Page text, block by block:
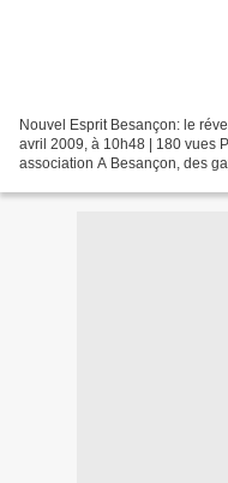
Nouvel Esprit Besançon: le
avril 2009, à 10h48 | 180 vues
association A Besançon, des